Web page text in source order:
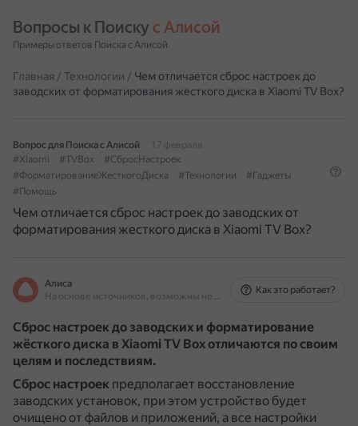
Вопросы к Поиску с Алисой
Примеры ответов Поиска с Алисой
Главная / Технологии / Чем отличается сброс настроек до
заводских от форматирования жесткого диска в Xiaomi TV Box?
Вопрос для Поиска с Алисой
17 февраля
#Xiaomi
#TVBox
#СбросНастроек
#ФорматированиеЖесткогоДиска
#Технологии
#Гаджеты
#Помощь
Чем отличается сброс настроек до заводских от
форматирования жесткого диска в Xiaomi TV Box?
Алиса
На основе источников, возможны неточности
Как это работает?
Сброс настроек до заводских и форматирование
жёсткого диска в Xiaomi TV Box отличаются по своим
целям и последствиям.
Сброс настроек предполагает восстановление
заводских установок, при этом устройство будет
очищено от файлов и приложений, а все настройки